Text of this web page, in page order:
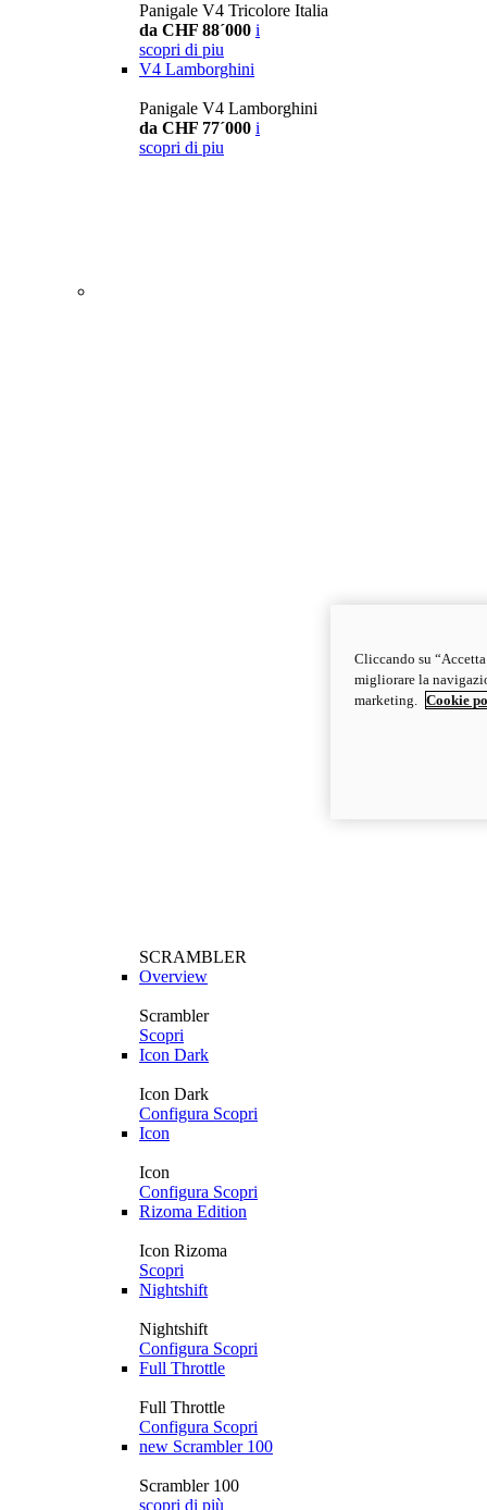
Panigale V4 Tricolore Italia
da CHF 88´000 i
scopri di piu
V4 Lamborghini
Panigale V4 Lamborghini
da CHF 77´000 i
scopri di piu
SCRAMBLER
Overview
Scrambler
Scopri
Icon Dark
Icon Dark
Configura Scopri
Icon
Icon
Configura Scopri
Rizoma Edition
Icon Rizoma
Scopri
Nightshift
Nightshift
Configura Scopri
Full Throttle
Full Throttle
Configura Scopri
new Scrambler 100
Scrambler 100
scopri di più
Cliccando su
migliorare la
marketing.
Cookie